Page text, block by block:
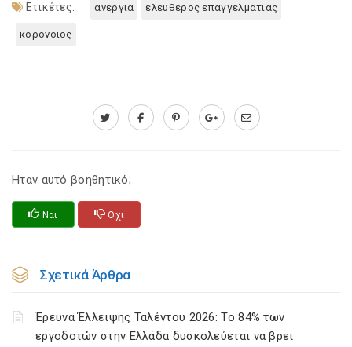
Ετικέτες: ανεργια ελευθερος επαγγελματιας
κορονοϊος
Ηταν αυτό βοηθητικό;
Ναι Οχι
Σχετικά Άρθρα
Έρευνα Έλλειψης Ταλέντου 2026: Το 84% των
εργοδοτών στην Ελλάδα δυσκολεύεται να βρει